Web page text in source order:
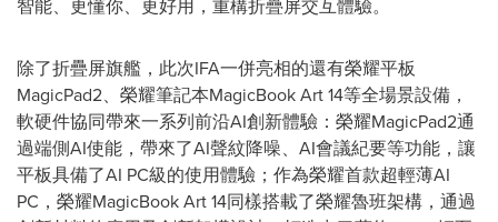
智能、更懂你、更好用，重構折疊屏交互體驗。
除了折疊屏旗艦，此次IFA一併亮相的還有榮耀平板
MagicPad2、榮耀筆記本MagicBook Art 14等全場景設備，
軟硬件協同帶來一系列前沿AI創新體驗：榮耀MagicPad2通
過端側AI使能，帶來了AI聲紋降噪、AI會議紀要等功能，讓
平板具備了AI PC級的使用體驗；作為榮耀首款超輕薄AI
PC，榮耀MagicBook Art 14同樣搭載了榮耀魯班架構，通過